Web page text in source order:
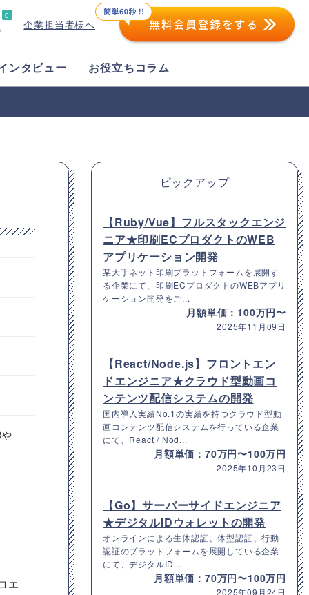
0
企業担当者様へ
ンタビュー お役立ちコラム
エ
ピックアップ
【Ruby/Vue】フルスタックエンジ
ニア★印刷ECプロダクトのWEB
アプリケーション開発
某大手ネット印刷プラットフォームを展開す
る企業にて、印刷ECプロダクトのWEBアプリ
ケーション開発をご...
月額単価：100万円〜
2025年11月09日
【React/Node.js】フロントエン
ドエンジニア★クラウド型動画コ
ンテンツ配信システムの開発
国内導入実績No.1の実績を持つクラウド型動
画コンテンツ配信システムを行っている企業
にて、React / Nod...
月額単価：70万円〜100万円
2025年10月23日
【Go】サーバーサイドエンジニア
★デジタルIDウォレットの開発
オンラインによる生体認証、体型認証、行動
認証のプラットフォームを展開している企業
にて、デジタルID...
月額単価：70万円〜100万円
2025年09月24日